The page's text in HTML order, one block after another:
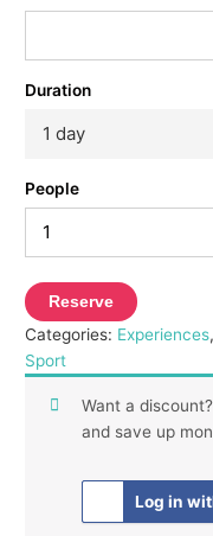
Duration
1 day
People
Reserve
Categories: Experiences
Sport
Want a
and save up
Log in